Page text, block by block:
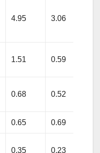
4.95 3.06
1.51 0.59
0.68 0.52
0.65 0.69
0.35 0.23